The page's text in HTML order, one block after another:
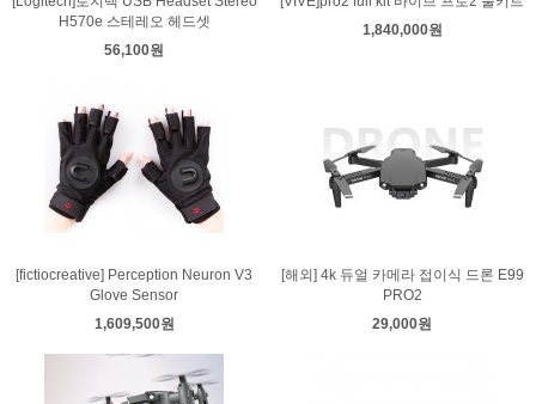
H570e 스테레오 헤드셋
56,100원
1,840,000원
[fictiocreative] Perception Neuron V3
Glove Sensor
1,609,500원
[해외] 4k 듀얼 카메라 접이식 드론 E99
PRO2
29,000원